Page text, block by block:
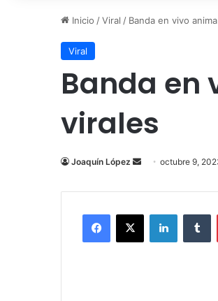
Inicio /Viral / Banda en vivo
Viral
Banda en
virales
Joaquín López
Send
email
octubre 9,
Facebook
X LinkedIn